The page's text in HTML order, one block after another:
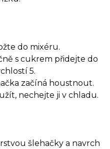
do mixéru.
s cukrem přidejte do
5.
začíná houstnout.
nechejte ji v chladu.
šlehačky a navrch